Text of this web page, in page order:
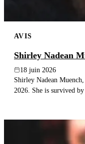
AVIS
Shirley Nadean
18 juin 2026
Shirley Nadean
2026. She is survived by